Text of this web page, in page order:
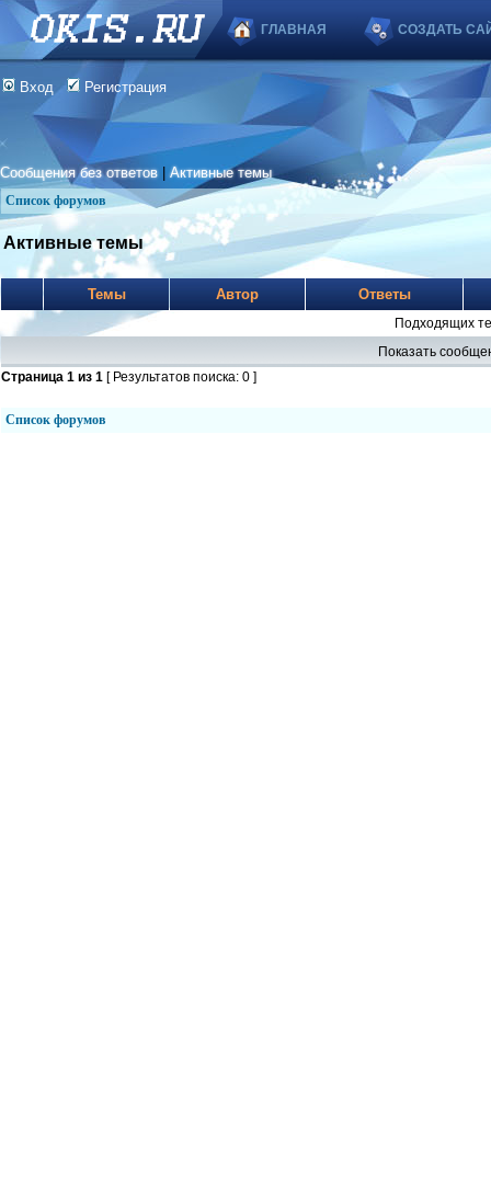
ГЛАВНАЯ СОЗДАТЬ
Вход Регистрация
Сообщения без ответов |Активные темы
Список форумов
Активные темы
Темы Автор Ответы
Подходящих
Показать
Страница 1 из 1 [ Результатов поиска: 0 ]
Список форумов